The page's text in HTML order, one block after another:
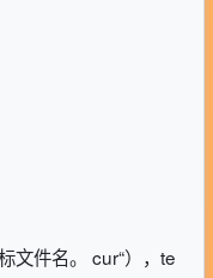
文件名。 cur“），te